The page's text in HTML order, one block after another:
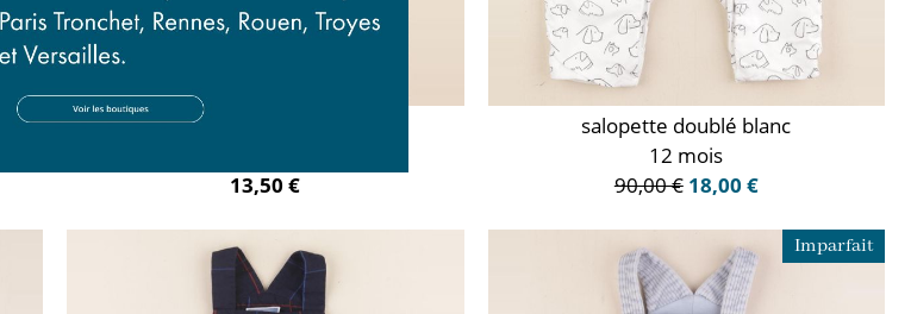
salopette bleu
13,50 €
salopette doublé blanc
12 mois
90,00 € 18,00 €
Imparfait